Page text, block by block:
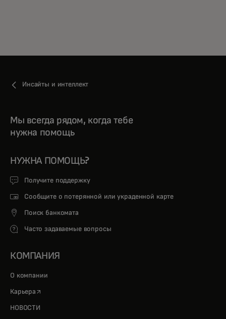
Инсайты и интеллект
Мы всегда рядом, когда тебе
нужна помощь
НУЖНА ПОМОЩЬ?
Получите поддержку
Сообщите о потерянной или украденной карте
Поиск банкомата
Часто задаваемые вопросы
КОМПАНИЯ
О компании
Карьера opens in a new tab
НОВОСТИ